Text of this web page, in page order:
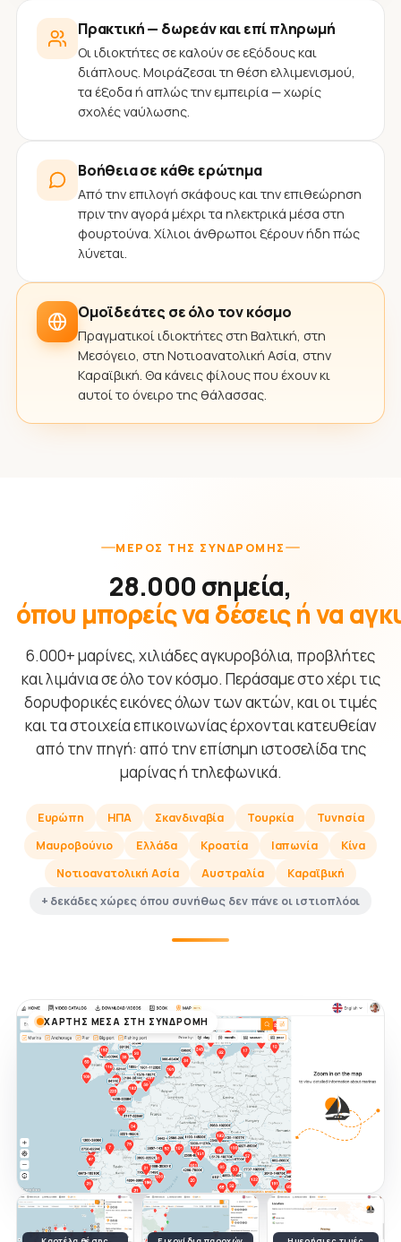
Πρακτική — δωρεάν και επί πληρωμή
Οι ιδιοκτήτες σε καλούν σε εξόδους και
διάπλους. Μοιράζεσαι τη θέση ελλιμενισμού,
τα έξοδα ή απλώς την εμπειρία — χωρίς
σχολές ναύλωσης.
Βοήθεια σε κάθε ερώτημα
Από την επιλογή σκάφους και την επιθεώρηση
πριν την αγορά μέχρι τα ηλεκτρικά μέσα στη
φουρτούνα. Χίλιοι άνθρωποι ξέρουν ήδη πώς
λύνεται.
Ομοϊδεάτες σε όλο τον κόσμο
Πραγματικοί ιδιοκτήτες στη Βαλτική, στη
Μεσόγειο, στη Νοτιοανατολική Ασία, στην
Καραϊβική. Θα κάνεις φίλους που έχουν κι
αυτοί το όνειρο της θάλασσας.
ΜΈΡΟΣ ΤΗΣ ΣΥΝΔΡΟΜΉΣ
28.000 σημεία,
όπου μπορείς να δέσεις ή να
6.000+ μαρίνες, χιλιάδες αγκυροβόλια, προβλήτες
και λιμάνια σε όλο τον κόσμο. Περάσαμε στο χέρι τις
δορυφορικές εικόνες όλων των ακτών, και οι τιμές
και τα στοιχεία επικοινωνίας έρχονται κατευθείαν
από την πηγή: από την επίσημη ιστοσελίδα της
μαρίνας ή τηλεφωνικά.
Ευρώπη ΗΠΑ Σκανδιναβία Τουρκία
Τυνησία
Μαυροβούνιο
Ελλάδα Κροατία Ιαπωνία
Κίνα
Νοτιοανατολική Ασία
Αυστραλία
Καραϊβική
+ δεκάδες χώρες όπου συνήθως δεν πάνε οι ιστιοπλόοι
ΧΆΡΤΗΣ ΜΈΣΑ ΣΤΗ ΣΥΝΔΡΟΜΉ